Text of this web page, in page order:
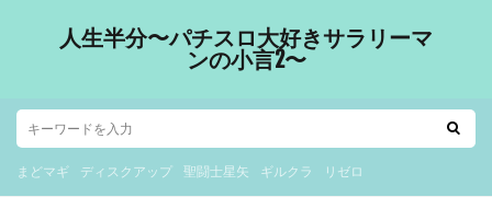
人生半分〜パチスロ大好きサラリーマ
ンの小言2〜
まどマギ ディスクアップ 聖闘士星矢 ギルクラ リゼロ